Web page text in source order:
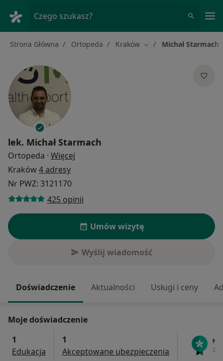
Czego szukasz?
Strona Główna Ortopeda Kraków Zmień miasto
Michał Starmach
lek. Michał Starmach
Ortopeda · Więcej
Kraków4 adresy
Nr PWZ: 3121170
425 opinii
Umów wizytę
Wyślij wiadomość
Doświadczenie Aktualności Usługi i ceny
Moje doświadczenie
1
Edukacja
1
Akceptowane ubezpieczenia